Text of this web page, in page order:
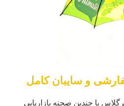
و سایبان کامل
با چندین صحنه بازاریابی